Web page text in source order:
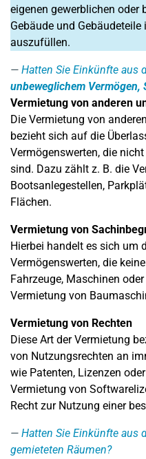
eigenen gewerblichen oder
Gebäude und Gebäudeteile
auszufüllen.
Hatten Sie Einkünfte aus
unbeweglichem
Vermietung von anderen
Die Vermietung von
bezieht sich auf die
Vermögenswerten, die
sind. Dazu zählt z. B. die
Bootsanlegestellen,
Flächen.
Vermietung von
Hierbei handelt es sich um
Vermögenswerten, die
Fahrzeuge, Maschinen
Vermietung von
Vermietung von Rechten
Diese Art der Vermietung
von Nutzungsrechten an
wie Patenten, Lizenzen
Vermietung von
Recht zur Nutzung einer
Hatten Sie Einkünfte aus
gemieteten Räumen?